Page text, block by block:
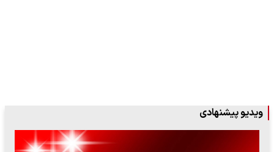
ویدیو پیشنهادی